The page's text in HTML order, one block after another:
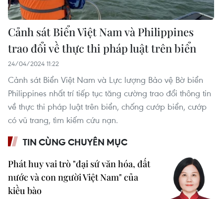
Cảnh sát Biển Việt Nam và Philippines
trao đổi về thực thi pháp luật trên biển
24/04/2024 11:22
Cảnh sát Biển Việt Nam và Lực lượng Bảo vệ Bờ biển
Philippines nhất trí tiếp tục tăng cường trao đổi thông tin
về thực thi pháp luật trên biển, chống cướp biển, cướp
có vũ trang, tìm kiếm cứu nạn.
TIN CÙNG CHUYÊN MỤC
Phát huy vai trò "đại sứ văn hóa, đất
nước và con người Việt Nam" của
kiều bào